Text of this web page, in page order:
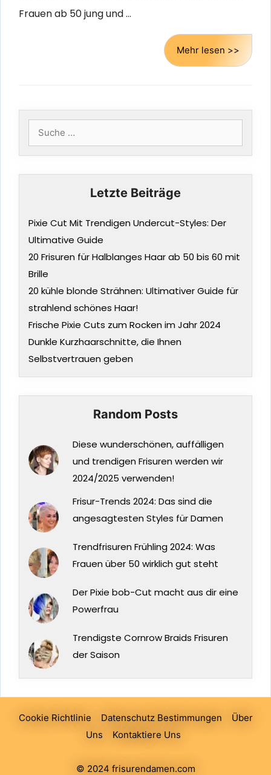
Frauen ab 50 jung und …
Mehr lesen >>
Suche
nach:
Letzte Beiträge
Pixie Cut Mit Trendigen Undercut-Styles: Der
Ultimative Guide
20 Frisuren für Halblanges Haar ab 50 bis 60 mit
Brille
20 kühle blonde Strähnen: Ultimativer Guide für
strahlend schönes Haar!
Frische Pixie Cuts zum Rocken im Jahr 2024
Dunkle Kurzhaarschnitte, die Ihnen
Selbstvertrauen geben
Random Posts
Diese wunderschönen, auffälligen
und trendigen Frisuren werden wir
2024/2025 verwenden!
Frisur-Trends 2024: Das sind die
angesagtesten Styles für Damen
Trendfrisuren Frühling 2024: Was
Frauen über 50 wirklich gut steht
Der Pixie bob-Cut macht aus dir eine
Powerfrau
Trendigste Cornrow Braids Frisuren
der Saison
Cookie Richtlinie Datenschutz Bestimmungen
Über
Uns
Kontaktiere Uns
© 2024 frisurendamen.com